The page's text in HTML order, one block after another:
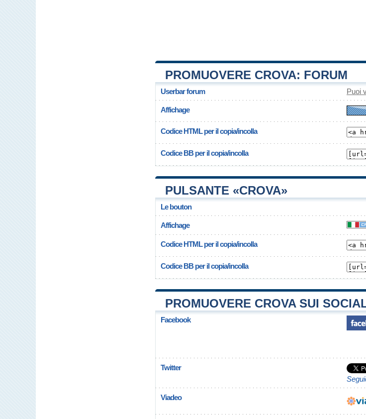
PROMUOVERE CROVA: FORUM
Userbar forum Puoi
Affichage
Codice HTML per il copia/incolla
Codice BB per il copia/incolla
PULSANTE «CROVA»
Le bouton
Affichage
Codice HTML per il copia/incolla
Codice BB per il copia/incolla
PROMUOVERE CROVA SUI
Facebook
Twitter
Viadeo